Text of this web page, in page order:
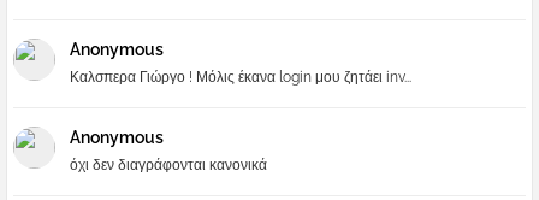
Anonymous
Καλσπερα Γιώργο ! Μόλις έκανα login μου ζητάει inv...
Anonymous
όχι δεν διαγράφονται κανονικά